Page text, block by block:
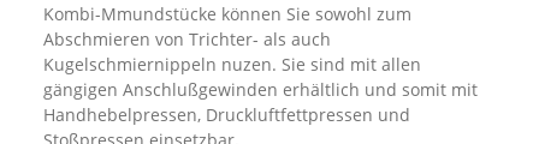
Kombi-Mmundstücke können Sie sowohl zum
Abschmieren von Trichter- als auch
Kugelschmiernippeln nuzen. Sie sind mit allen
gängigen Anschlußgewinden erhältlich und somit mit
Handhebelpressen, Druckluftfettpressen und